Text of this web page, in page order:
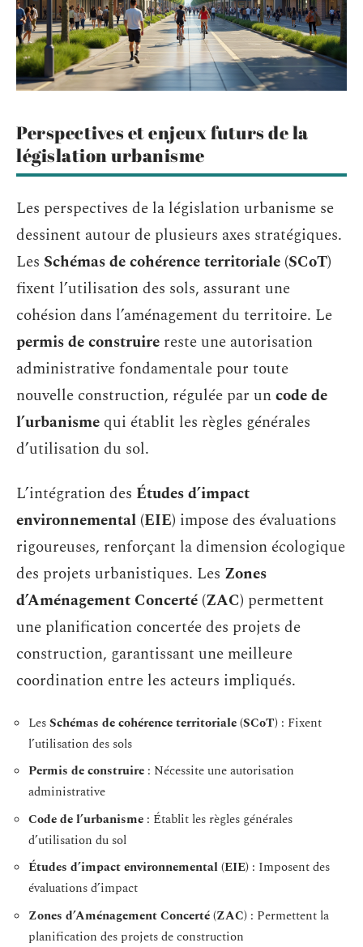
Perspectives et enjeux futurs de la
législation urbanisme
Les perspectives de la législation urbanisme se
dessinent autour de plusieurs axes stratégiques.
Les Schémas de cohérence territoriale (SCoT)
fixent l’utilisation des sols, assurant une
cohésion dans l’aménagement du territoire. Le
permis de construire reste une autorisation
administrative fondamentale pour toute
nouvelle construction, régulée par uncode de
l’urbanisme qui établit les règles générales
d’utilisation du sol.
L’intégration des Études d’impact
environnemental (EIE) impose des évaluations
rigoureuses, renforçant la dimension écologique
des projets urbanistiques. Les Zones
d’Aménagement Concerté (ZAC) permettent
une planification concertée des projets de
construction, garantissant une meilleure
coordination entre les acteurs impliqués.
LesSchémas de cohérence territoriale (SCoT) : Fixent
l’utilisation des sols
Permis de construire : Nécessite une autorisation
administrative
Code de l’urbanisme : Établit les règles générales
d’utilisation du sol
Études d’impact environnemental (EIE) : Imposent des
évaluations d’impact
Zones d’Aménagement Concerté (ZAC) : Permettent la
planification des projets de construction